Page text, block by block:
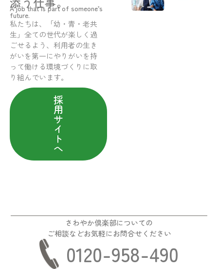
A job that is part of someone’s
future.
私たちは、「幼・青・老共
生」全ての世代が楽しく過
ごせるよう、利用者の生き
がいを第一にやりがいを持
って働ける環境づくりに取
り組んでいます。
採
用
サ
イ
ト
へ
さわやか倶楽部についての
ご相談などお気軽にお問合せください
0120-958-490